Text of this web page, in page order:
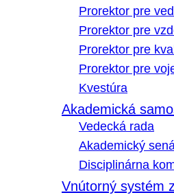
Prorektor pre
Prorektor pre
Prorektor pre
Prorektor pre
Kvestúra
Akademická
Vedecká rada
Akademický
Disciplinárna
Vnútorný systém